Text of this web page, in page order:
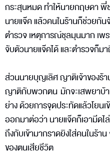
กระสุนหมด ทำให้นายกฤษดา พี่
นายแจ๊ค แล้วคนในร้านก็ช่วยกัน
ตำรวจ เหตุการณ์ชุลมุนมาก เพ
จับตัวนายแจ๊คได้ และตำรวจก็ม
ส่วนนายบุญเลิศ ญาติเจ้าของร้า
ญาติกับพวกตน มักจะเสพยาบ้าเ
ย่าง ด้วยการจุดประทัดแล้วโยน
ออกมาต่อว่า นายแจ๊คก็เอามีดไ
ถึงกับเข้ามากราดยิงใส่คนในร้
ของตนเสียชีวิต